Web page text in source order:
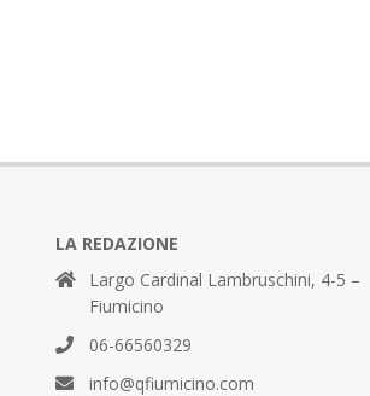
LA REDAZIONE
Largo Cardinal Lambruschini, 4-5 –
Fiumicino
06-66560329
info@qfiumicino.com